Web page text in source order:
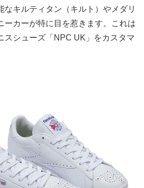
なキルティタン（キルト）やメダリ
ーカーが特に目を惹きます。これは
スシューズ「NPC UK」をカスタマ